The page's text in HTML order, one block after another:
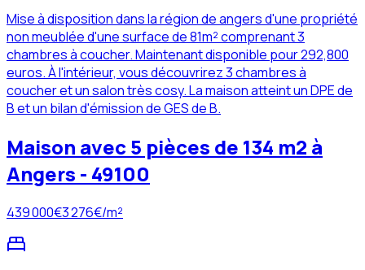
Mise à disposition dans la région de angers d'une propriété
non meublée d'une surface de 81m² comprenant 3
chambres à coucher. Maintenant disponible pour 292,800
euros. À l'intérieur, vous découvrirez 3 chambres à
coucher et un salon très cosy. La maison atteint un DPE de
B et un bilan d'émission de GES de B.
Maison avec 5 pièces de 134 m2 à
Angers - 49100
439 000€3 276€/m²